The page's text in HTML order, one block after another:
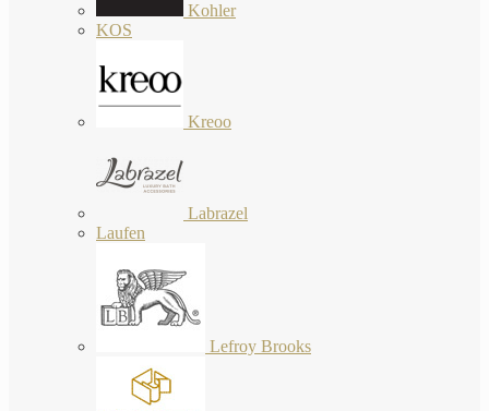
Kohler
KOS
Kreoo
Labrazel
Laufen
Lefroy Brooks